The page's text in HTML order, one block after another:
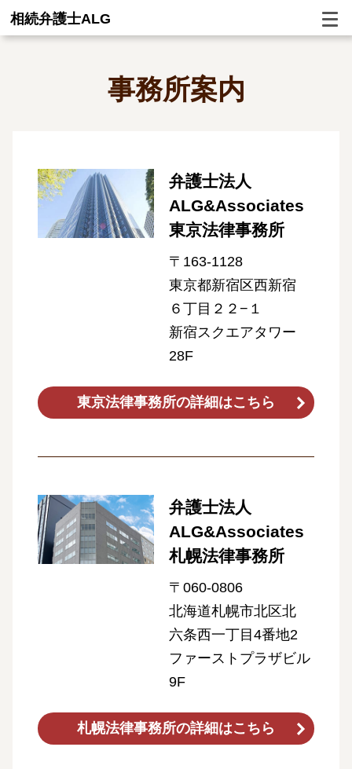
相続弁護士ALG
事務所案内
弁護士法人
ALG&Associates
東京法律事務所
〒163-1128
東京都新宿区西新宿
６丁目２２−１
新宿スクエアタワー
28F
東京法律事務所の詳細はこちら
弁護士法人
ALG&Associates
札幌法律事務所
〒060-0806
北海道札幌市北区北
六条⻄⼀丁目4番地2
ファーストプラザビル
9F
札幌法律事務所の詳細はこちら